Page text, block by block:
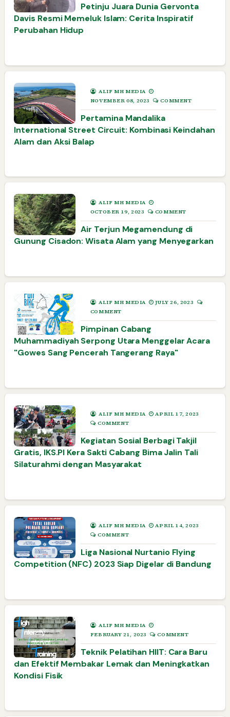
Petinju Juara Dunia Gervonta
Davis Resmi Memeluk Islam: Cerita Inspiratif
Perubahan Hidup
ALIF MH MEDIA
NOVEMBER 08, 2023
COMMENT
Pertamina Mandalika
International Street Circuit: Kombinasi Keindahan
Alam dan Aksi Balap
ALIF MH MEDIA
OCTOBER 19, 2023
COMMENT
Air Terjun Megamendung di
Gunung Cisadon: Wisata Alam yang Menyegarkan
ALIF MH MEDIA
JULY 26, 2023
COMMENT
Pimpinan Cabang
Muhammadiyah Serpong Utara Menggelar Acara
"Gowes Sang Pencerah Tangerang Raya"
ALIF MH MEDIA
APRIL 17, 2023
COMMENT
Kegiatan Sosial Berbagi Takjil
Gratis, IKS.PI Kera Sakti Cabang Bima Jalin Tali
Silaturahmi dengan Masyarakat
ALIF MH MEDIA
APRIL 14, 2023
COMMENT
Liga Nasional Nurtanio Flying
Competition (NFC) 2023 Siap Digelar di Bandung
ALIF MH MEDIA
FEBRUARY 21, 2023
COMMENT
Teknik Pelatihan HIIT: Cara Baru
dan Efektif Membakar Lemak dan Meningkatkan
Kondisi Fisik